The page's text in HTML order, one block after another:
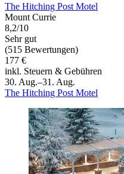
The Hitching Post Motel
Mount Currie
8,2/10
Sehr gut
(515 Bewertungen)
177 €
inkl. Steuern & Gebühren
30. Aug.–31. Aug.
The Hitching Post Motel